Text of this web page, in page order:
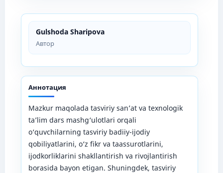
Gulshoda Sharipova
Автор
Аннотация
Mazkur maqolada tasviriy san’at va texnologik
ta’lim dars mashg‘ulotlari orqali
o‘quvchilarning tasviriy badiiy-ijodiy
qobiliyatlarini, o‘z fikr va taassurotlarini,
ijodkorliklarini shakllantirish va rivojlantirish
borasida bayon etigan. Shuningdek, tasviriy